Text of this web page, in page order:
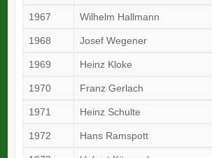
1967 Wilhelm Hallmann
1968 Josef Wegener
1969 Heinz Kloke
1970 Franz Gerlach
1971 Heinz Schulte
1972 Hans Ramspott